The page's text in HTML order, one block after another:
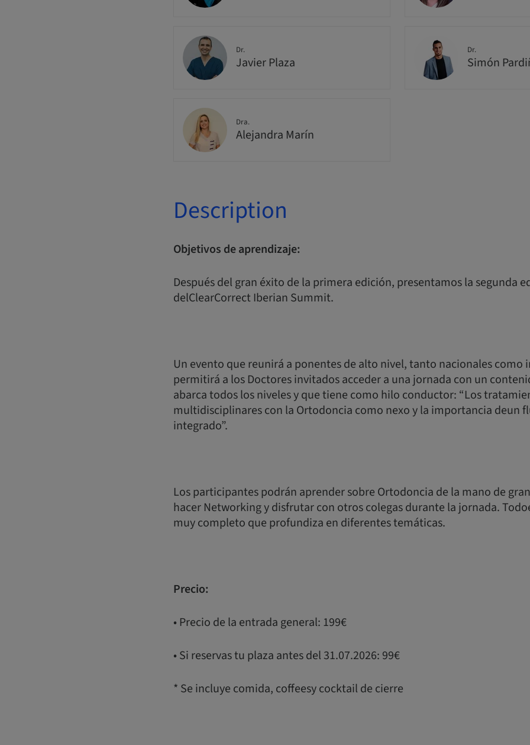
Dr.
Javier Plaza
Dr.
Simón
Dra.
Alejandra Marín
Description
Objetivos de aprendizaje:
Después del gran éxito de la primera edición, presentamos la segunda
delClearCorrect Iberian Summit.
Un evento que reunirá a ponentes de alto nivel, tanto nacionales como
permitirá a los Doctores invitados acceder a una jornada con un
abarca todos los niveles y que tiene como hilo conductor: “Los
multidisciplinares con la Ortodoncia como nexo y la importancia deun
integrado”.
Los participantes podrán aprender sobre Ortodoncia de la mano de
hacer Networking y disfrutar con otros colegas durante la jornada.
muy completo que profundiza en diferentes temáticas.
Precio:
• Precio de la entrada general: 199€
• Si reservas tu plaza antes del 31.07.2026: 99€
* Se incluye comida, coffeesy cocktail de cierre